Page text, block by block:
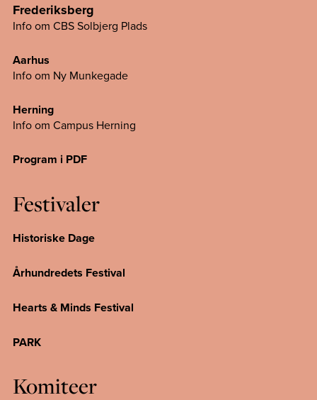
Frederiksberg
Info om CBS Solbjerg Plads
Aarhus
Info om Ny Munkegade
Herning
Info om Campus Herning
Program i PDF
Festivaler
Historiske Dage
Århundredets Festival
Hearts & Minds Festival
PARK
Komiteer